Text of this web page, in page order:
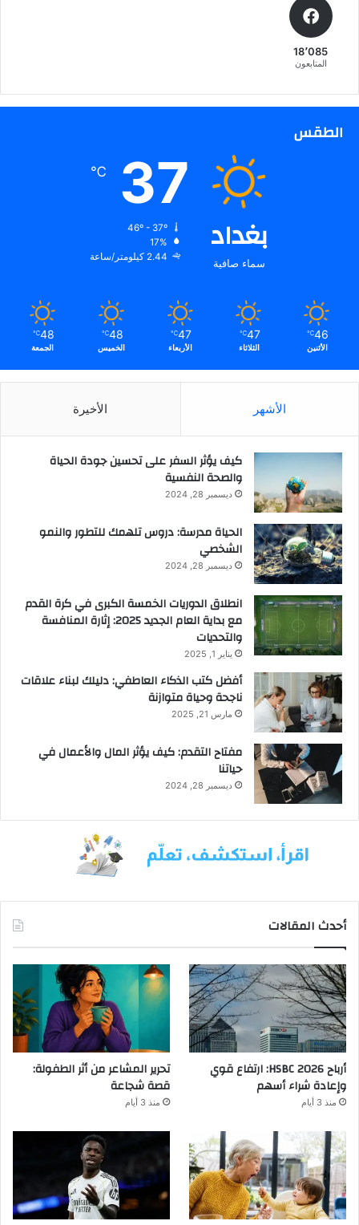
ت
ف
ن
م
و
ر
س
ر
ش
ك
ل
س
18٬085
المتابعون
الطقس
بغداد
سماء صافية
37
℃
17%
2.44 كيلومتر/ساعة
46
℃
الأثنين
47
℃
الثلاثاء
47
℃
الأربعاء
48
℃
الخميس
48
℃
الجمعة
الأشهر الأخيرة
كيف يؤثر السفر على تحسين جودة الحياة
والصحة النفسية
ديسمبر 28, 2024
الحياة مدرسة: دروس تلهمك للتطور والنمو
الشخصي
ديسمبر 28, 2024
انطلاق الدوريات الخمسة الكبرى في كرة القدم
مع بداية العام الجديد 2025: إثارة المنافسة
والتحديات
يناير 1, 2025
أفضل كتب الذكاء العاطفي: دليلك لبناء علاقات
ناجحة وحياة متوازنة
مارس 21, 2025
مفتاح التقدم: كيف يؤثر المال والأعمال في
حياتنا
ديسمبر 28, 2024
أحدث المقالات
أرباح HSBC 2026: ارتفاع قوي
وإعادة شراء أسهم
منذ 3 أيام
تحرير المشاعر من أثر الطفولة:
قصة شجاعة
منذ 3 أيام